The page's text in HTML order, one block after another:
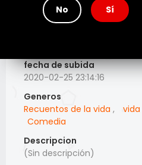
No Sí
fecha de subida
2020-02-25 23:14:16
Generos
Recuentos de la vida , vida
Comedia
Descripcion
(Sin descripción)